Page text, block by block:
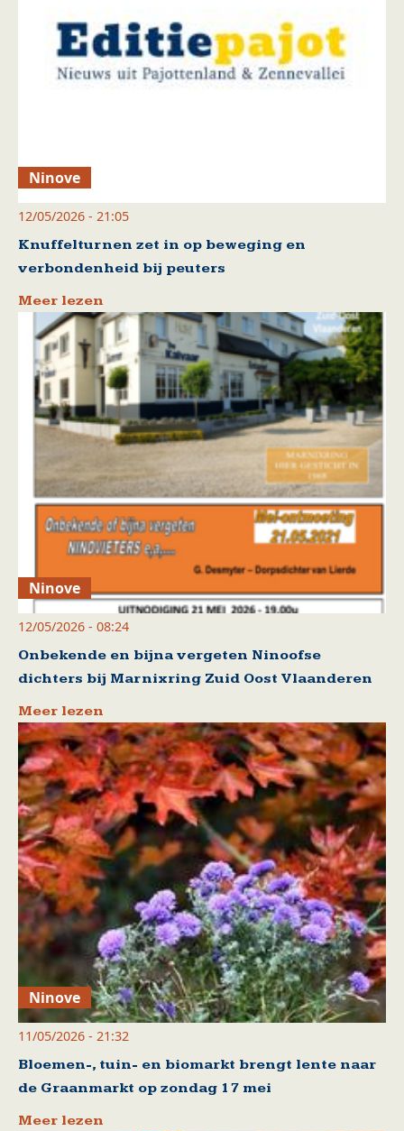
Ninove
12/05/2026 - 21:05
Knuffelturnen zet in op beweging en
verbondenheid bij peuters
Meer lezen
Ninove
12/05/2026 - 08:24
Onbekende en bijna vergeten Ninoofse
dichters bij Marnixring Zuid Oost Vlaanderen
Meer lezen
Ninove
11/05/2026 - 21:32
Bloemen-, tuin- en biomarkt brengt lente naar
de Graanmarkt op zondag 17 mei
Meer lezen